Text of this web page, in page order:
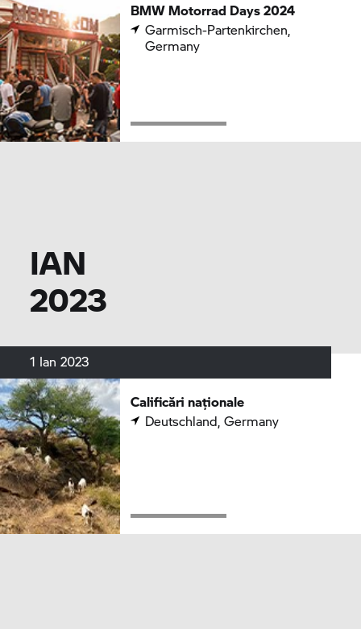
BMW Motorrad Days 2024
Garmisch-Partenkirchen,
Germany
IAN
2023
1 Ian 2023
Calificări naționale
Deutschland, Germany